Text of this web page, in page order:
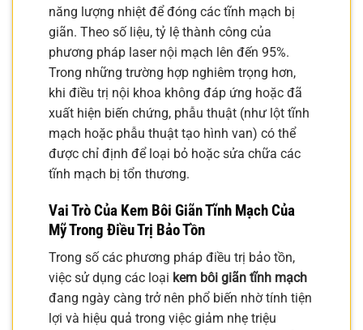
năng lượng nhiệt để đóng các tĩnh mạch bị
giãn. Theo số liệu, tỷ lệ thành công của
phương pháp laser nội mạch lên đến 95%.
Trong những trường hợp nghiêm trọng hơn,
khi điều trị nội khoa không đáp ứng hoặc đã
xuất hiện biến chứng, phẫu thuật (như lột tĩnh
mạch hoặc phẫu thuật tạo hình van) có thể
được chỉ định để loại bỏ hoặc sửa chữa các
tĩnh mạch bị tổn thương.
Vai Trò Của Kem Bôi Giãn Tĩnh Mạch Của
Mỹ Trong Điều Trị Bảo Tồn
Trong số các phương pháp điều trị bảo tồn,
việc sử dụng các loại kem bôi giãn tĩnh mạch
đang ngày càng trở nên phổ biến nhờ tính tiện
lợi và hiệu quả trong việc giảm nhẹ triệu